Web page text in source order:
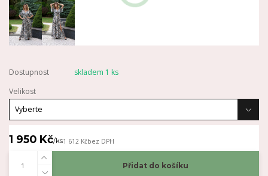
Dostupnost
skladem 1 ks
Velikost
1 950 Kč/ks1 612 Kčbez DPH
Přidat do košíku